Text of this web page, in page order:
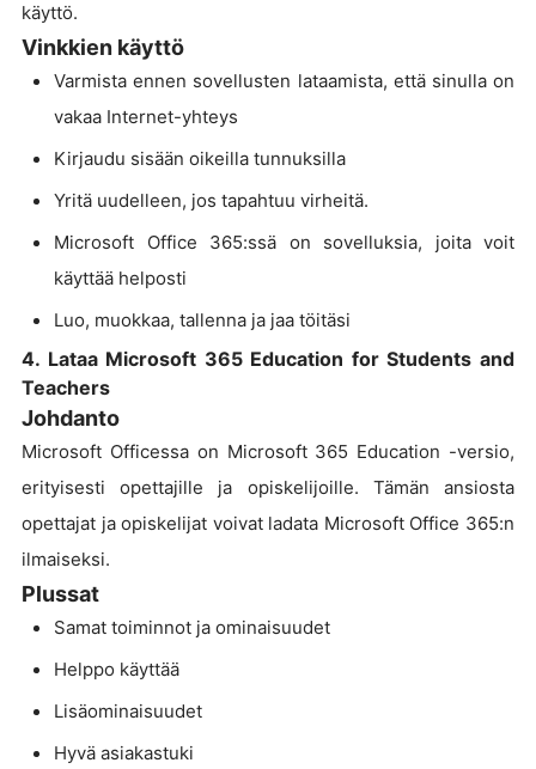
käyttö.
Vinkkien käyttö
Varmista ennen sovellusten lataamista, että sinulla on
vakaa Internet-yhteys
Kirjaudu sisään oikeilla tunnuksilla
Yritä uudelleen, jos tapahtuu virheitä.
Microsoft Office 365:ssä on sovelluksia, joita voit
käyttää helposti
Luo, muokkaa, tallenna ja jaa töitäsi
4. Lataa Microsoft 365 Education for Students and
Teachers
Johdanto
Microsoft Officessa on Microsoft 365 Education -versio,
erityisesti opettajille ja opiskelijoille. Tämän ansiosta
opettajat ja opiskelijat voivat ladata Microsoft Office 365:n
ilmaiseksi.
Plussat
Samat toiminnot ja ominaisuudet
Helppo käyttää
Lisäominaisuudet
Hyvä asiakastuki